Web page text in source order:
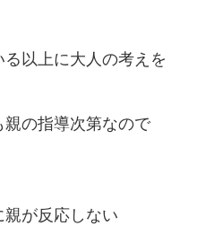
以上に大人の考えを
の指導次第なので
親が反応しない